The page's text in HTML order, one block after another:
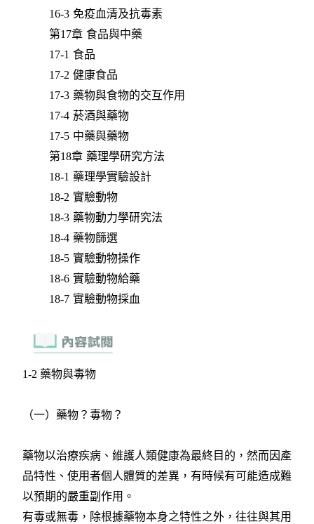
16-3 免疫血清及抗毒素
第17章 食品與中藥
17-1 食品
17-2 健康食品
17-3 藥物與食物的交互作用
17-4 菸酒與藥物
17-5 中藥與藥物
第18章 藥理學研究方法
18-1 藥理學實驗設計
18-2 實驗動物
18-3 藥物動力學研究法
18-4 藥物篩選
18-5 實驗動物操作
18-6 實驗動物給藥
18-7 實驗動物採血